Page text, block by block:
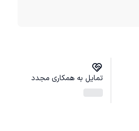
تمایل به همکاری مجدد